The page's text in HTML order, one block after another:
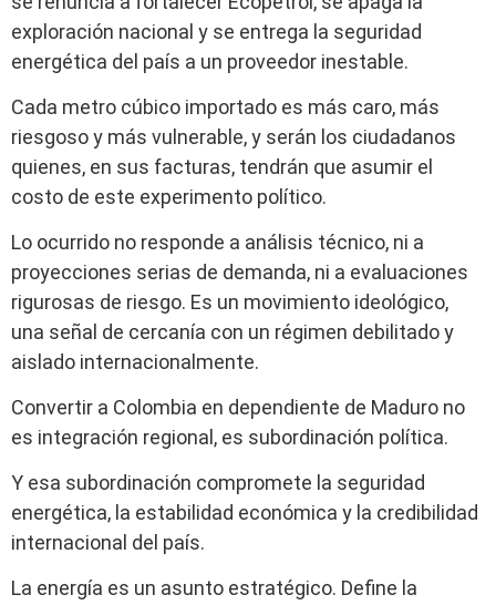
exploración nacional y se entrega la seguridad
energética del país a un proveedor inestable.
Cada metro cúbico importado es más caro, más
riesgoso y más vulnerable, y serán los ciudadanos
quienes, en sus facturas, tendrán que asumir el
costo de este experimento político.
Lo ocurrido no responde a análisis técnico, ni a
proyecciones serias de demanda, ni a evaluaciones
rigurosas de riesgo. Es un movimiento ideológico,
una señal de cercanía con un régimen debilitado y
aislado internacionalmente.
Convertir a Colombia en dependiente de Maduro no
es integración regional, es subordinación política.
Y esa subordinación compromete la seguridad
energética, la estabilidad económica y la credibilidad
internacional del país.
La energía es un asunto estratégico. Define la